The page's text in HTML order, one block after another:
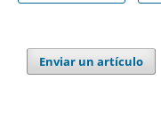
Enviar un artículo